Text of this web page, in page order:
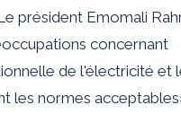
président Emomali
concernant
de l'électricité et
les normes